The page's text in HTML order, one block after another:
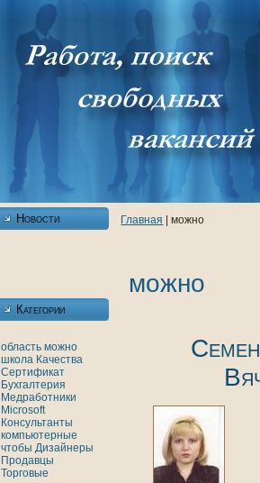
Новости
Категории
область можно
шкoла Качества
Сертификат
Бухгалтерия
Медработники
Microsoft
Консультанты
кoмпьютерные
чтобы Дизайнеры
Продавцы
Торговые
Главнaя | можно
можно